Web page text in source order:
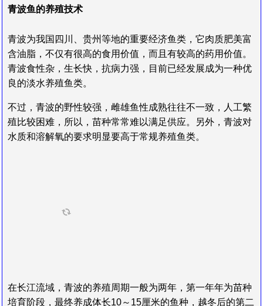
青波鱼的养殖技术
青波为我国四川、贵州等地的重要经济鱼类，它肉质肥美富
含油脂，不仅有很高的食用价值，而且有较高的药用价值。
青波食性杂，生长快，抗病力强，目前已经发展成为一种优
良的淡水养殖鱼类。
不过，青波的野性较强，雌雄鱼性成熟往往不一致，人工繁
殖比较困难，所以，苗种常常难以满足供应。另外，青波对
水质和溶解氧的要求明显要高于常规养殖鱼类。
在长江流域，青波的养殖周期一般为两年，第一年年为苗种
培育阶段，最终养成体长10～15厘米的鱼种，越冬后的第二